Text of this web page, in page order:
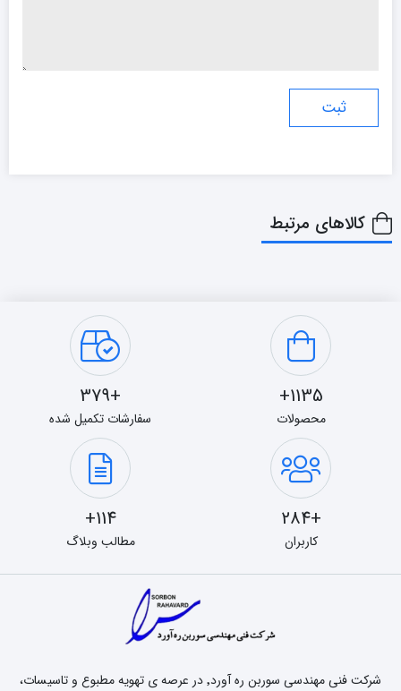
کالاهای مرتبط
1135+
محصولات
+379
سفارشات تکمیل شده
+284
کاربران
114+
مطالب وبلاگ
شرکت فنی مهندسی سوربن ره آورد٬ در عرصه ی تهویه مطبوع و تاسیسات،